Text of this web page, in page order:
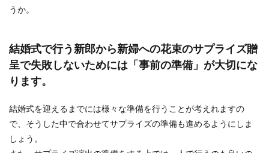
結婚する時は誰でも幸せな将来のことを考えて決
の男性の...
うか。
結婚式で行う新郎から新婦への花束のサプライズ贈
呈で失敗しないためには「事前の準備」が大切にな
ります。
結婚式を迎えるまでには様々な準備を行うことが考えれますの
で、そうした中で合わせてサプライズの準備も進めるようにしま
しょう。